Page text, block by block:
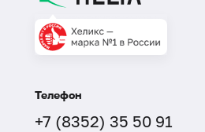
Телефон
+7 (8352) 35 50 91